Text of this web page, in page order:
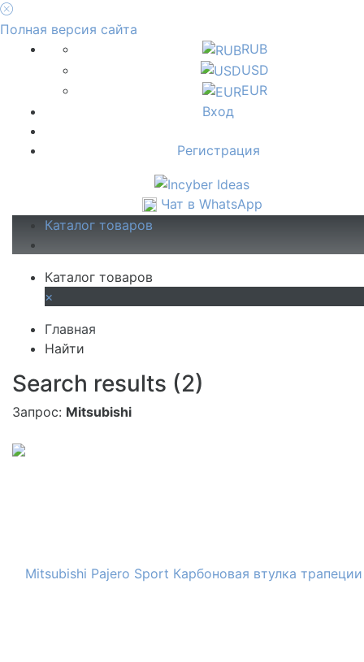
Полная версия сайта
RUB
USD
EUR
Вход
Регистрация
Чат в WhatsApp
Каталог товаров
Каталог товаров
×
Главная
Найти
Search results (2)
Запрос: Mitsubishi